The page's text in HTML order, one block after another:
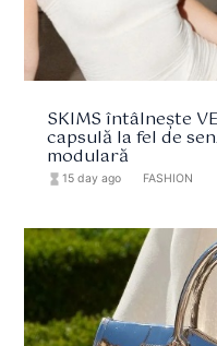
SKIMS întâlnește
capsulă la fel de
modulară
hourglass_full 15 day ago FASHION